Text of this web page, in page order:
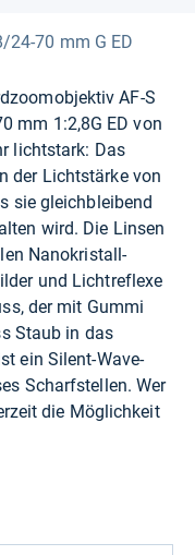
24-70 mm G ED
AF-S
mm 1:2,8G ED von
lichtstark: Das
der Lichtstärke von
sie gleichbleibend
wird. Die Linsen
Nanokristall-
und Lichtreflexe
der mit Gummi
Staub in das
ein Silent-Wave-
Scharfstellen. Wer
die Möglichkeit